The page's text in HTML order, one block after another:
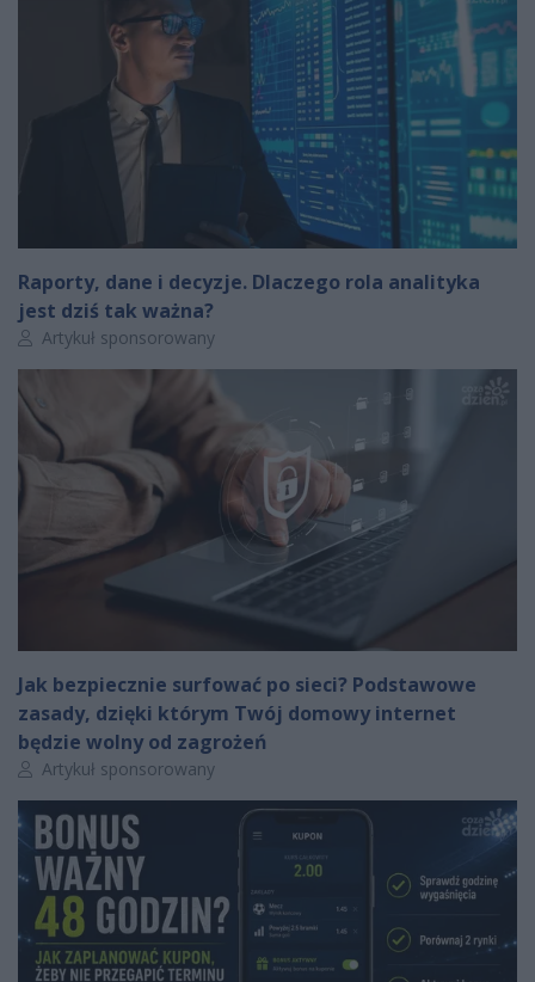
Raporty, dane i decyzje. Dlaczego rola analityka
jest dziś tak ważna?
Autor artykułu:
Artykuł sponsorowany
Jak bezpiecznie surfować po sieci? Podstawowe
zasady, dzięki którym Twój domowy internet
będzie wolny od zagrożeń
Autor artykułu:
Artykuł sponsorowany